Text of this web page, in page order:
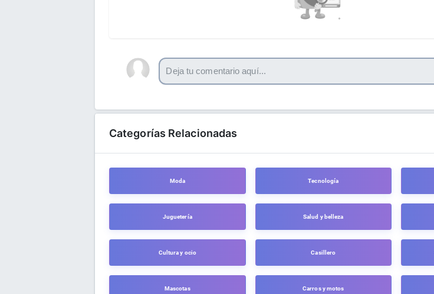
Categorías Relacionadas
Moda Tecnología
Juguetería Salud y belleza
Cultura y ocio Casillero
Mascotas Carros y motos